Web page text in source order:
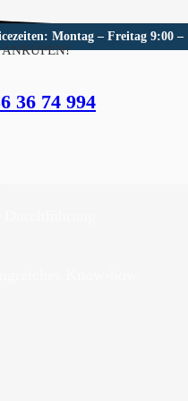
Montag – Freitag 9:00 –
ANRUFEN!
36 74 994
für
für
Know-how